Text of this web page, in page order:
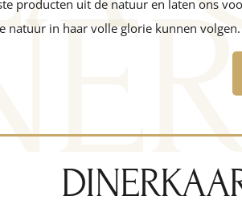
producten uit de natuur en laten ons
natuur in haar volle glorie kunnen